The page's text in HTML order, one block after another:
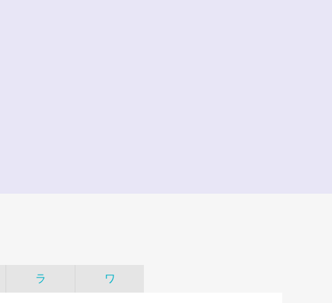
ラ ワ